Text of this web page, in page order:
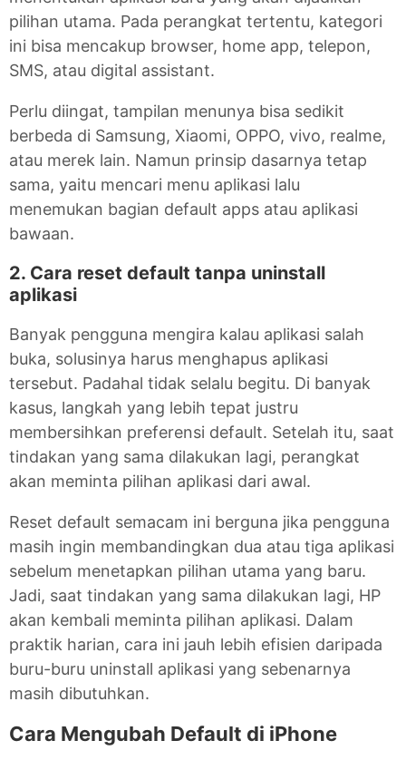
pilihan utama. Pada perangkat tertentu, kategori
ini bisa mencakup browser, home app, telepon,
SMS, atau digital assistant.
Perlu diingat, tampilan menunya bisa sedikit
berbeda di Samsung, Xiaomi, OPPO, vivo, realme,
atau merek lain. Namun prinsip dasarnya tetap
sama, yaitu mencari menu aplikasi lalu
menemukan bagian default apps atau aplikasi
bawaan.
2. Cara reset default tanpa uninstall
aplikasi
Banyak pengguna mengira kalau aplikasi salah
buka, solusinya harus menghapus aplikasi
tersebut. Padahal tidak selalu begitu. Di banyak
kasus, langkah yang lebih tepat justru
membersihkan preferensi default. Setelah itu, saat
tindakan yang sama dilakukan lagi, perangkat
akan meminta pilihan aplikasi dari awal.
Reset default semacam ini berguna jika pengguna
masih ingin membandingkan dua atau tiga aplikasi
sebelum menetapkan pilihan utama yang baru.
Jadi, saat tindakan yang sama dilakukan lagi, HP
akan kembali meminta pilihan aplikasi. Dalam
praktik harian, cara ini jauh lebih efisien daripada
buru-buru uninstall aplikasi yang sebenarnya
masih dibutuhkan.
Cara Mengubah Default di iPhone